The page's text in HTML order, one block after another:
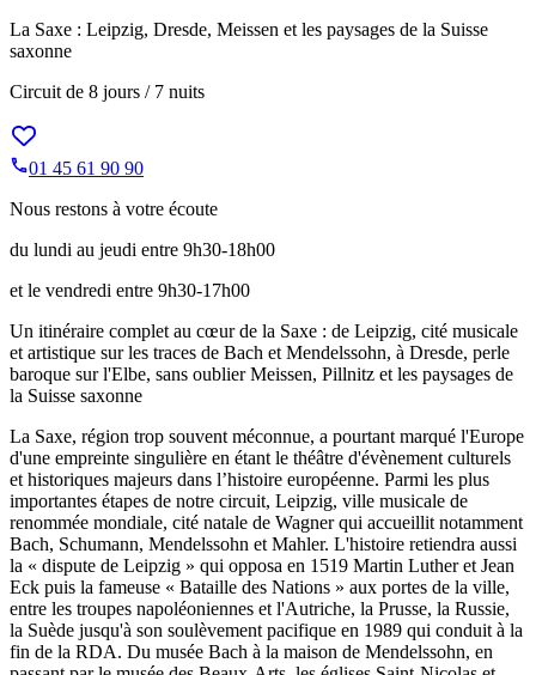
La Saxe : Leipzig, Dresde, Meissen et les paysages de la Suisse
saxonne
Circuit de 8 jours / 7 nuits
01 45 61 90 90
Nous restons à votre écoute
du lundi au jeudi entre 9h30-18h00
et le vendredi entre 9h30-17h00
Un itinéraire complet au cœur de la Saxe : de Leipzig, cité musicale
et artistique sur les traces de Bach et Mendelssohn, à Dresde, perle
baroque sur l'Elbe, sans oublier Meissen, Pillnitz et les paysages de
la Suisse saxonne
La Saxe, région trop souvent méconnue, a pourtant marqué l'Europe
d'une empreinte singulière en étant le théâtre d'évènement culturels
et historiques majeurs dans l’histoire européenne. Parmi les plus
importantes étapes de notre circuit, Leipzig, ville musicale de
renommée mondiale, cité natale de Wagner qui accueillit notamment
Bach, Schumann, Mendelssohn et Mahler. L'histoire retiendra aussi
la « dispute de Leipzig » qui opposa en 1519 Martin Luther et Jean
Eck puis la fameuse « Bataille des Nations » aux portes de la ville,
entre les troupes napoléoniennes et l'Autriche, la Prusse, la Russie,
la Suède jusqu'à son soulèvement pacifique en 1989 qui conduit à la
fin de la RDA. Du musée Bach à la maison de Mendelssohn, en